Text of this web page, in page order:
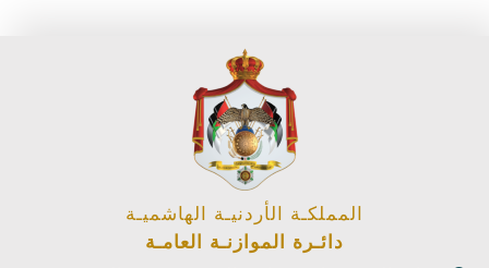
المملكـة الأردنيـة الهاشميـة
دائـرة الموازنـة العامـة